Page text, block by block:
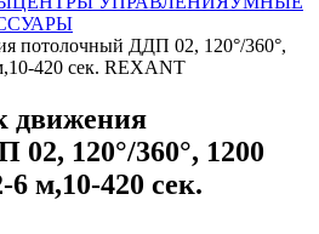
потолочный ДДП 02, 120°/360°,
420 сек. REXANT
движения
120°/360°, 1200
м,10-420 сек.